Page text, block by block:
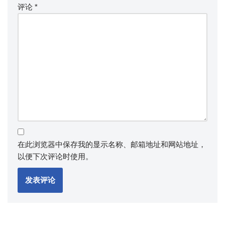
评论 *
在此浏览器中保存我的显示名称、邮箱地址和网站地址，
以便下次评论时使用。